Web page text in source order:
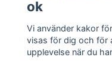
Snabblänkar
ok
Vi använder kakor
visas för dig och för
upplevelse när du